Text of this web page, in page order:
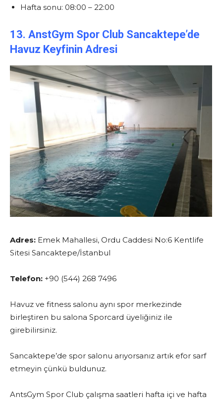
Hafta sonu: 08:00 – 22:00
13. AnstGym Spor Club Sancaktepe’de
Havuz Keyfinin Adresi
Adres: Emek Mahallesi, Ordu Caddesi No:6 Kentlife
Sitesi Sancaktepe/İstanbul
Telefon: +90 (544) 268 7496
Havuz ve fitness salonu aynı spor merkezinde
birleştiren bu salona Sporcard üyeliğiniz ile
girebilirsiniz.
Sancaktepe’de spor salonu arıyorsanız artık efor sarf
etmeyin çünkü buldunuz.
AntsGym Spor Club çalışma saatleri hafta içi ve hafta